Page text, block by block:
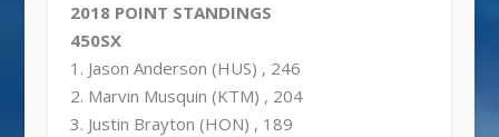
2018 POINT STANDINGS
450SX
1. Jason Anderson (HUS) , 246
2. Marvin Musquin (KTM) , 204
3. Justin Brayton (HON) , 189